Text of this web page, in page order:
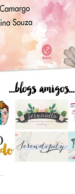
...blogs amigos...